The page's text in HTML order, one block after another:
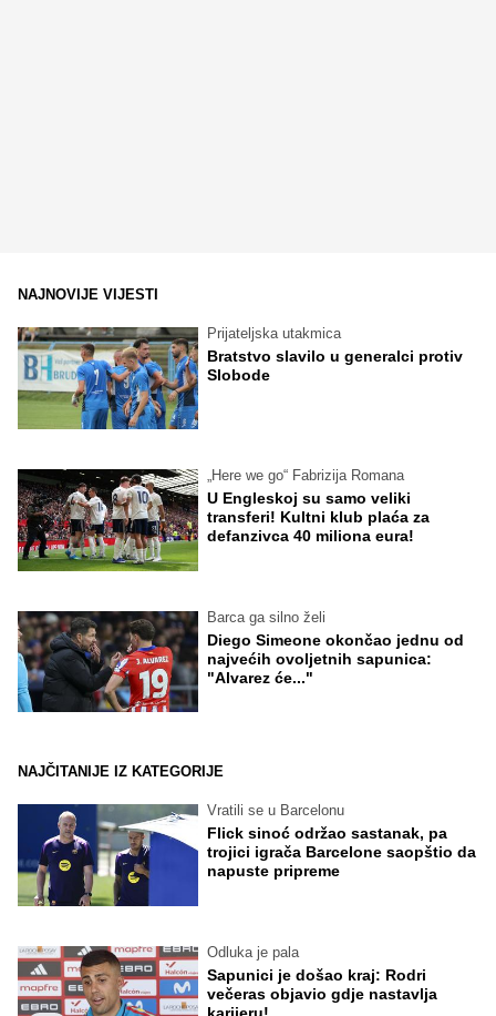
NAJNOVIJE VIJESTI
Prijateljska utakmica
Bratstvo slavilo u generalci protiv
Slobode
„Here we go“ Fabrizija Romana
U Engleskoj su samo veliki
transferi! Kultni klub plaća za
defanzivca 40 miliona eura!
Barca ga silno želi
Diego Simeone okončao jednu od
najvećih ovoljetnih sapunica:
"Alvarez će..."
NAJČITANIJE IZ KATEGORIJE
Vratili se u Barcelonu
Flick sinoć održao sastanak, pa
trojici igrača Barcelone saopštio da
napuste pripreme
Odluka je pala
Sapunici je došao kraj: Rodri
večeras objavio gdje nastavlja